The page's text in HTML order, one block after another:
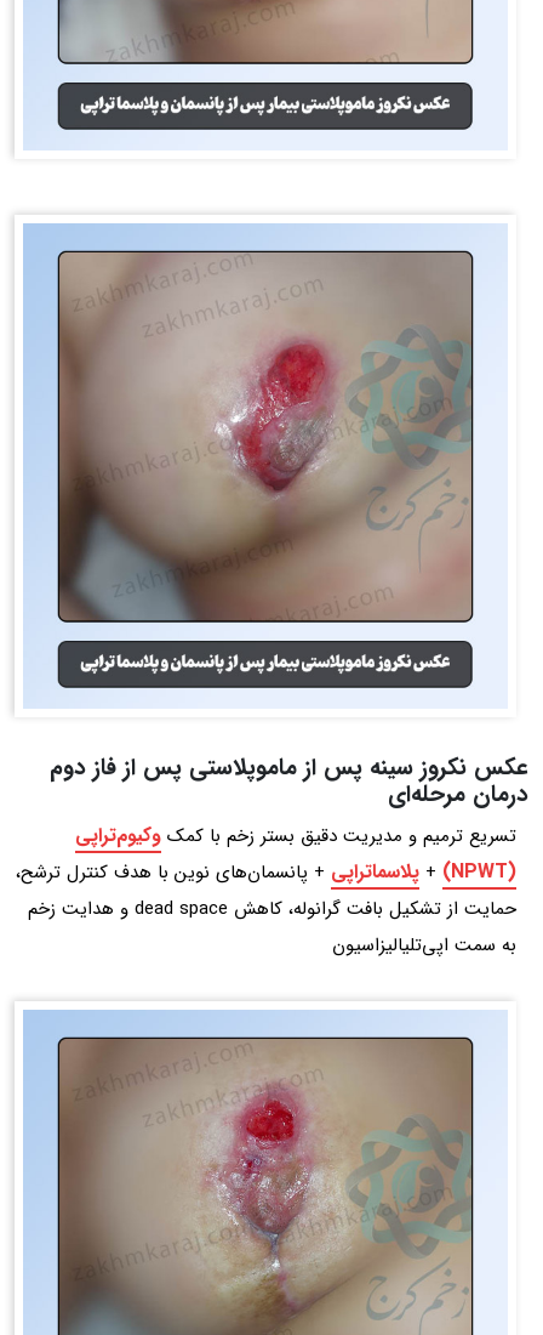
عکس نکروز سینه پس از ماموپلاستی پس از فاز دوم
درمان مرحله‌ای
تسریع ترمیم و مدیریت دقیق بستر زخم با کمک وکیوم‌تراپی
(NPWT)
+ پلاسماتراپی + پانسمان‌های نوین با هدف کنترل ترشح،
حمایت از تشکیل بافت گرانوله، کاهش dead space و هدایت زخم
به سمت اپی‌تلیالیزاسیون